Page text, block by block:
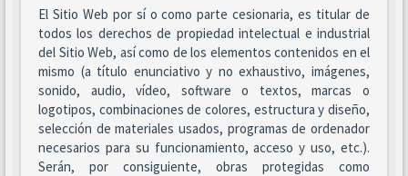
El Sitio Web por sí o como parte cesionaria, es titular de
todos los derechos de propiedad intelectual e industrial
del Sitio Web, así como de los elementos contenidos en el
mismo (a título enunciativo y no exhaustivo, imágenes,
sonido, audio, vídeo, software o textos, marcas o
logotipos, combinaciones de colores, estructura y diseño,
selección de materiales usados, programas de ordenador
necesarios para su funcionamiento, acceso y uso, etc.).
Serán, por consiguiente, obras protegidas como